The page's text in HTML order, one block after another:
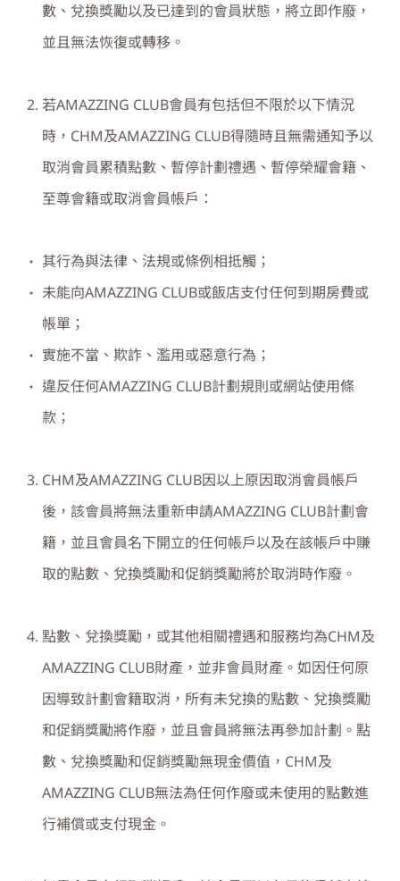
數、兌換獎勵以及已達到的會員狀態，將立即作廢，
並且無法恢復或轉移。
若AMAZZING CLUB會員有包括但不限於以下情況
時，CHM及AMAZZING CLUB得隨時且無需通知予以
取消會員累積點數、暫停計劃禮遇、暫停榮耀會籍、
至尊會籍或取消會員帳戶：
其行為與法律、法規或條例相抵觸；
未能向AMAZZING CLUB或飯店支付任何到期房費或
帳單；
實施不當、欺詐、濫用或惡意行為；
違反任何AMAZZING CLUB計劃規則或網站使用條
款；
CHM及AMAZZING CLUB因以上原因取消會員帳戶
後，該會員將無法重新申請AMAZZING CLUB計劃會
籍，並且會員名下開立的任何帳戶以及在該帳戶中賺
取的點數、兌換獎勵和促銷獎勵將於取消時作廢。
點數、兌換獎勵，或其他相關禮遇和服務均為CHM及
AMAZZING CLUB財產，並非會員財產。如因任何原
因導致計劃會籍取消，所有未兌換的點數、兌換獎勵
和促銷獎勵將作廢，並且會員將無法再參加計劃。點
數、兌換獎勵和促銷獎勵無現金價值，CHM及
AMAZZING CLUB無法為任何作廢或未使用的點數進
行補償或支付現金。